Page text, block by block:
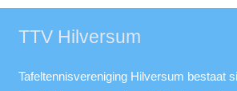
TTV Hilversum
Tafeltennisvereniging Hilversum bestaat